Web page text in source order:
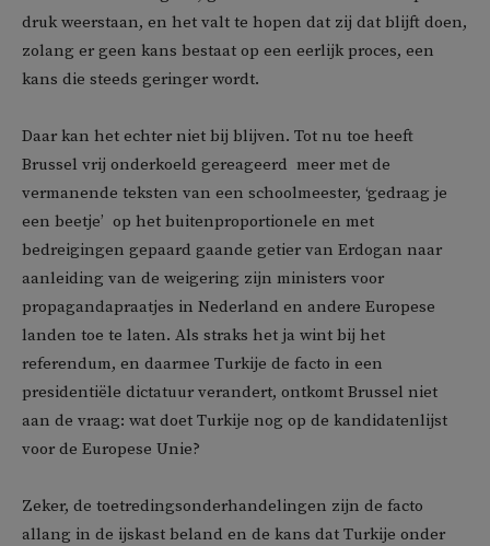
druk weerstaan, en het valt te hopen dat zij dat blijft doen,
zolang er geen kans bestaat op een eerlijk proces, een
kans die steeds geringer wordt.
Daar kan het echter niet bij blijven. Tot nu toe heeft
Brussel vrij onderkoeld gereageerd  meer met de
vermanende teksten van een schoolmeester, ‘gedraag je
een beetje’  op het buitenproportionele en met
bedreigingen gepaard gaande getier van Erdogan naar
aanleiding van de weigering zijn ministers voor
propagandapraatjes in Nederland en andere Europese
landen toe te laten. Als straks het ja wint bij het
referendum, en daarmee Turkije de facto in een
presidentiële dictatuur verandert, ontkomt Brussel niet
aan de vraag: wat doet Turkije nog op de kandidatenlijst
voor de Europese Unie?
Zeker, de toetredingsonderhandelingen zijn de facto
allang in de ijskast beland en de kans dat Turkije onder